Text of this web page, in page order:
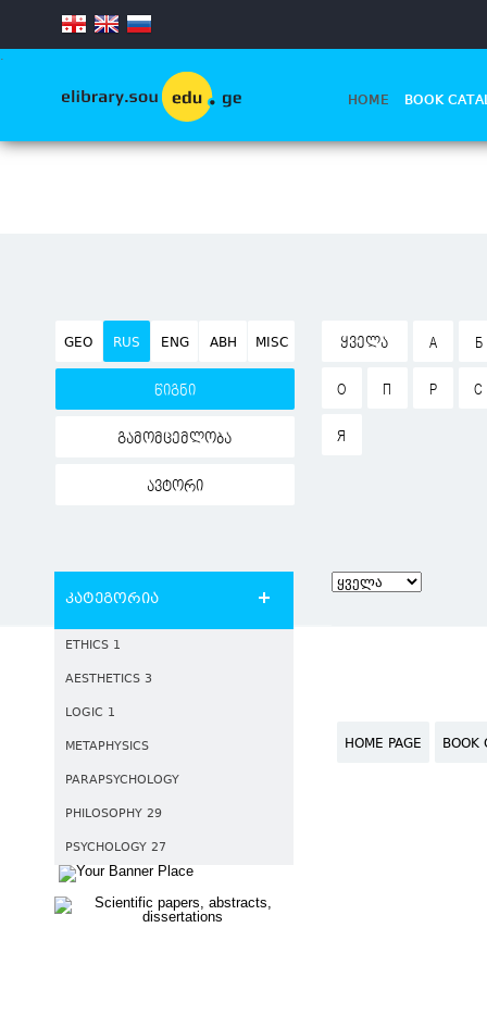
.
HOME BOOK
GEO RUS ENG ABH MISC
წიგნი
გამომცემლობა
ავტორი
ᲧᲕᲔᲚᲐ А Б
О П Р С
Я
კატეგორია
ETHICS 1
AESTHETICS 3
LOGIC 1
METAPHYSICS
PARAPSYCHOLOGY
PHILOSOPHY 29
PSYCHOLOGY 27
HOME PAGE BOOK